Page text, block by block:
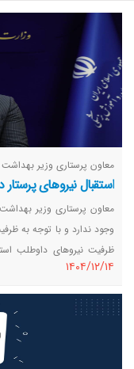
معاون پرستاری وزیر بهداشت
استقبال نیروهای
معاون پرستاری وزیر
وجود ندارد و با توجه به
ظرفیت نیروهای داوطلب
نشود.
١٤٠٤/١٢/١٤